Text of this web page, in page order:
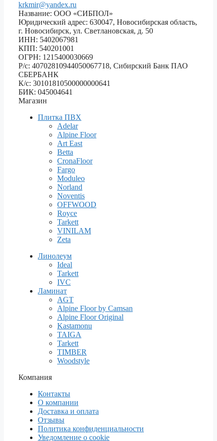
krkmir@yandex.ru
Название: ООО «СИБПОЛ»
Юридический адрес: 630047, Новосибирская область,
г. Новосибирск, ул. Светлановская, д. 50
ИНН: 5402067981
КПП: 540201001
ОГРН: 1215400030669
Р/с: 40702810944050067718, Сибирский Банк ПАО
СБЕРБАНК
К/с: 30101810500000000641
БИК: 045004641
Магазин
Плитка ПВХ
Adelar
Alpine Floor
Art East
Betta
CronaFloor
Fargo
Moduleo
Norland
Noventis
OFFWOOD
Royce
Tarkett
VINILAM
Zeta
Линолеум
Ideal
Tarkett
IVC
Ламинат
AGT
Alpine Floor by Camsan
Alpine Floor Original
Kastamonu
TAIGA
Tarkett
TIMBER
Woodstyle
Компания
Контакты
О компании
Доставка и оплата
Отзывы
Политика конфиденциальности
Уведомление о cookie